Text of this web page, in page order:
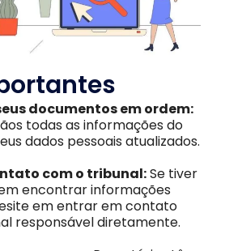
documentos em ordem:
todas as informações do
dados pessoais atualizados.
com o tribunal:Se tiver
encontrar informações
em entrar em contato
responsável diretamente.